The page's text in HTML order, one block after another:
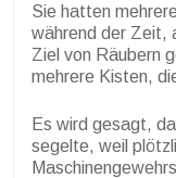
Sie hatten
während der Zeit,
Ziel von Räubern
mehrere Kisten,
Es wird gesagt,
segelte, weil